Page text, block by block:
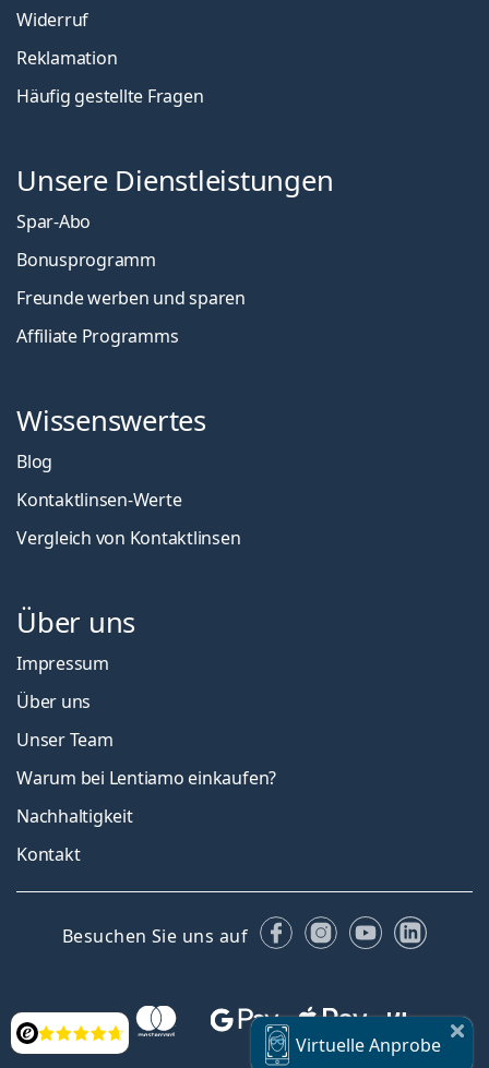
Bewertung VirtuelleAnprobe
Widerruf
Reklamation
Häufig gestellte Fragen
Unsere Dienstleistungen
Spar-Abo
Bonusprogramm
Freunde werben und sparen
Affiliate Programms
Wissenswertes
Blog
Kontaktlinsen-Werte
Vergleich von Kontaktlinsen
Über uns
Impressum
Über uns
Unser Team
Warum bei Lentiamo einkaufen?
Nachhaltigkeit
Kontakt
Besuchen Sie uns auf FacebookInstagram
YouTube